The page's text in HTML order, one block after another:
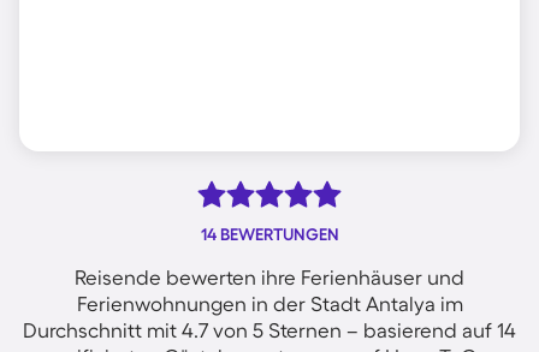
14 BEWERTUNGEN
Reisende bewerten ihre Ferienhäuser und
Ferienwohnungen in der Stadt Antalya im
Durchschnitt mit 4.7 von 5 Sternen – basierend auf 14